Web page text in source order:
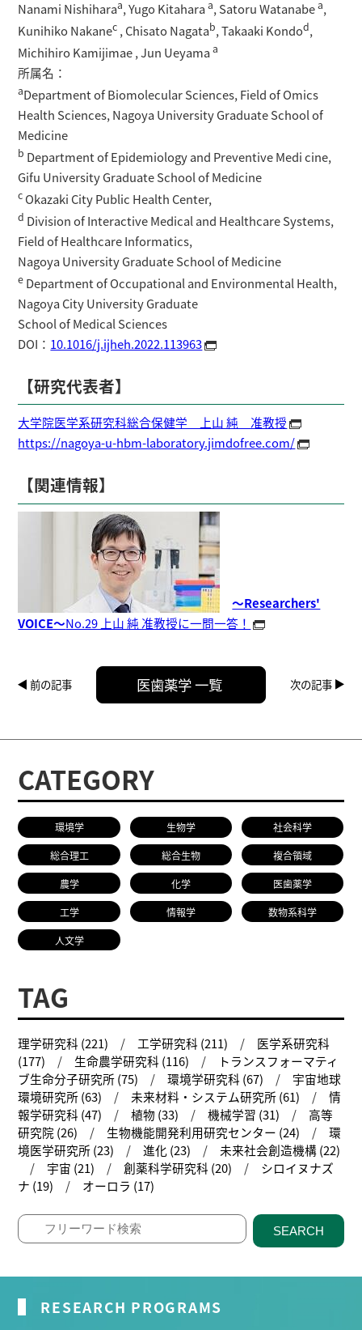
Nanami Nishiharaa, Yugo Kitaharaa, Satoru Watanabea,
Kunihiko Nakanec , Chisato Nagatab, Takaaki Kondod,
Michihiro Kamijimae , Jun Ueyamaa
所属名：
aDepartment of Biomolecular Sciences, Field of Omics
Health Sciences, Nagoya University Graduate School of
Medicine
b Department of Epidemiology and Preventive Medi cine,
Gifu University Graduate School of Medicine
cOkazaki City Public Health Center,
d Division of Interactive Medical and Healthcare Systems,
Field of Healthcare Informatics,
Nagoya University Graduate School of Medicine
e Department of Occupational and Environmental Health,
Nagoya City University Graduate
School of Medical Sciences
DOI： 10.1016/j.ijheh.2022.113963
【研究代表者】
大学院医学系研究科総合保健学 上山 純 准教授
https://nagoya-u-hbm-laboratory.jimdofree.com/
【関連情報】
～Researchers'
VOICE～No.29 上山 純 准教授に一問一答！
前の記事 医歯薬学 一覧 次の記事
CATEGORY
環境学 生物学 社会科学
総合理工 総合生物 複合領域
農学 化学 医歯薬学
工学 情報学 数物系科学
人文学
TAG
理学研究科 (221) 工学研究科 (211)
医学系研究科
(177)
生命農学研究科 (116)
トランスフォーマティ
ブ生命分子研究所 (75)
環境学研究科 (67)
宇宙地球
環境研究所 (63)
未来材料・システム研究所 (61)
情
報学研究科 (47)
植物 (33) 機械学習 (31)
高等
研究院 (26)
生物機能開発利用研究センター (24)
環
境医学研究所 (23)
進化 (23)
未来社会創造機構 (22)
宇宙 (21)
創薬科学研究科 (20)
シロイヌナズ
ナ (19)
オーロラ (17)
SEARCH
RESEARCH PROGRAMS